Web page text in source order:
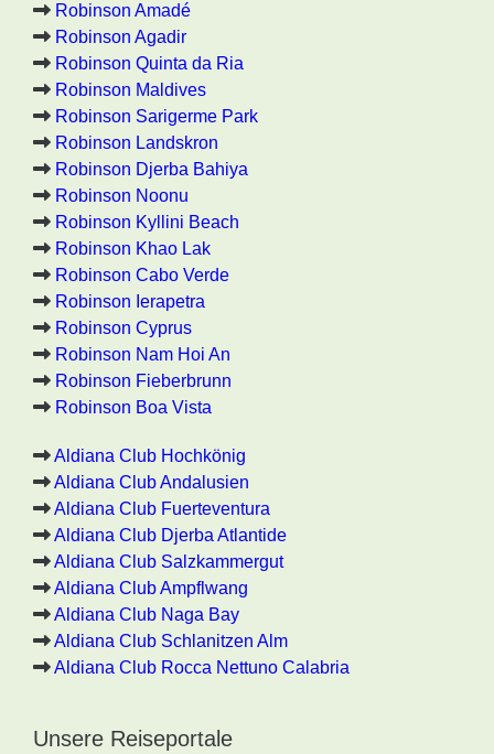
Robinson Amadé
Robinson Agadir
Robinson Quinta da Ria
Robinson Maldives
Robinson Sarigerme Park
Robinson Landskron
Robinson Djerba Bahiya
Robinson Noonu
Robinson Kyllini Beach
Robinson Khao Lak
Robinson Cabo Verde
Robinson Ierapetra
Robinson Cyprus
Robinson Nam Hoi An
Robinson Fieberbrunn
Robinson Boa Vista
Aldiana Club Hochkönig
Aldiana Club Andalusien
Aldiana Club Fuerteventura
Aldiana Club Djerba Atlantide
Aldiana Club Salzkammergut
Aldiana Club Ampflwang
Aldiana Club Naga Bay
Aldiana Club Schlanitzen Alm
Aldiana Club Rocca Nettuno Calabria
Unsere Reiseportale